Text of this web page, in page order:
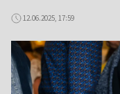
12.06.2025, 17:59